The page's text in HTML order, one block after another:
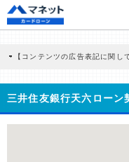
【コンテンツの広告表記に関し
商品を根拠なくPRするものでは
どに基づき、公平性を担保した情
>提携企業一覧
三井住友銀行天六ローン